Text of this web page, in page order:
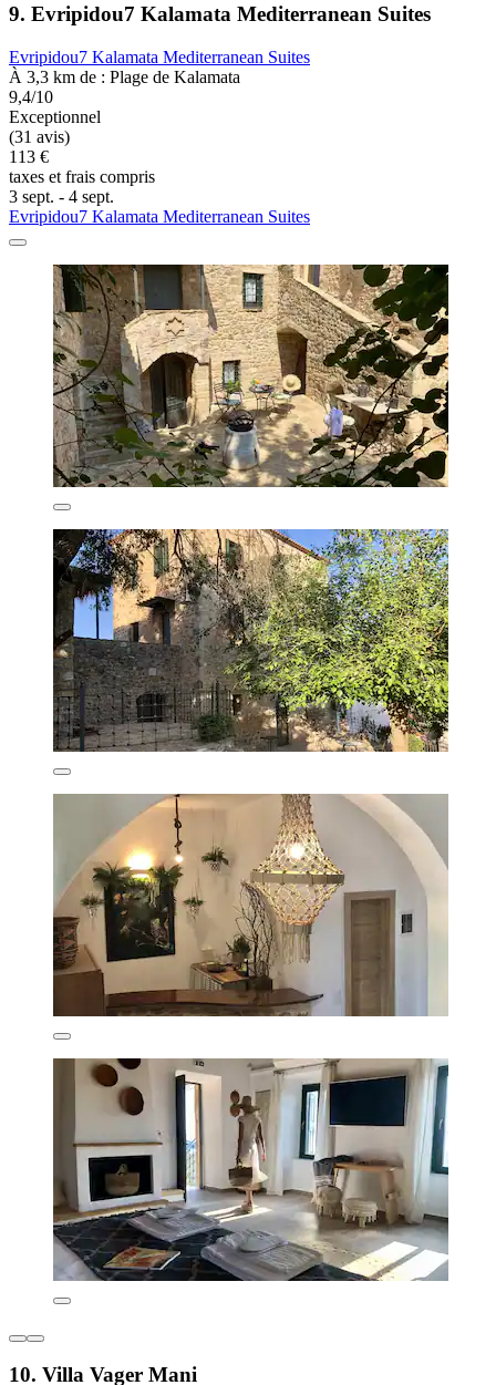
9. Evripidou7 Kalamata Mediterranean Suites
Evripidou7 Kalamata Mediterranean Suites
À 3,3 km de : Plage de Kalamata
9,4/10
Exceptionnel
(31 avis)
113 €
taxes et frais compris
3 sept. - 4 sept.
Evripidou7 Kalamata Mediterranean Suites
10. Villa Vager Mani